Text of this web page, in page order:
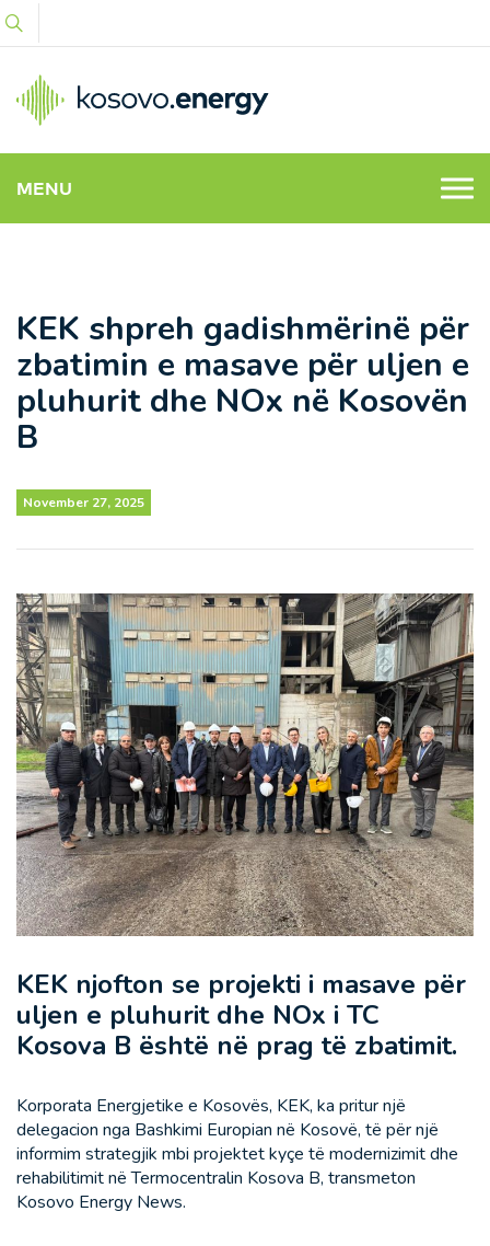
MENU
KEK shpreh gadishmërinë për
zbatimin e masave për uljen e
pluhurit dhe NOx në Kosovën
B
November 27, 2025
KEK njofton se projekti i masave për
uljen e pluhurit dhe NOx i TC
Kosova B është në prag të zbatimit.
Korporata Energjetike e Kosovës, KEK, ka pritur një
delegacion nga Bashkimi Europian në Kosovë, të për një
informim strategjik mbi projektet kyçe të modernizimit dhe
rehabilitimit në Termocentralin Kosova B, transmeton
Kosovo Energy News.